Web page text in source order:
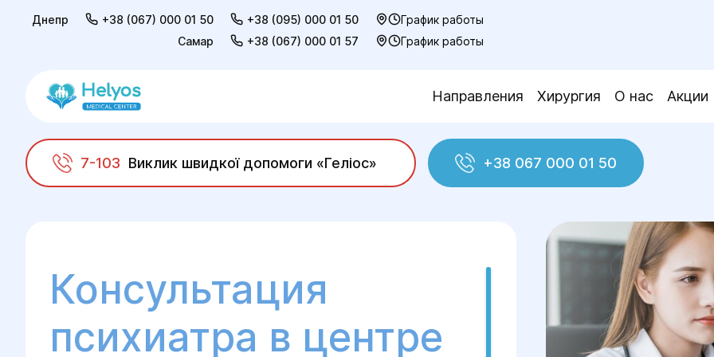
Днепр +38 (067) 000 01 50 +38 (095) 000 01 50
График работы
Самар
+38 (067) 000 01 57 График работы
Направления Хирургия О нас Акции
7-103 Виклик швидкої допомоги «Геліос»
+38 067 000 01 50
Helyos
Консультация
психиатра в центре